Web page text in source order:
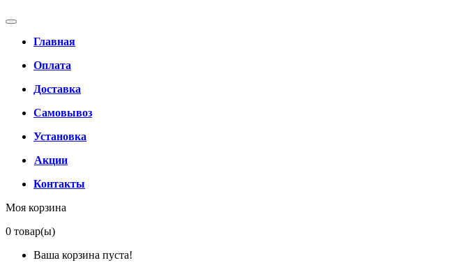
Главная
Оплата
Доставка
Самовывоз
Установка
Акции
Контакты
Моя корзина
0 товар(ы)
Ваша корзина пуста!